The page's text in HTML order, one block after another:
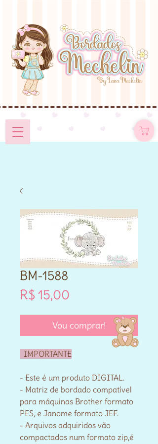
BM-1588
R$ 15,00
Vou comprar!
IMPORTANTE
- Este é um produto DIGITAL.
- Matriz de bordado compatível
para máquinas Brother formato
PES, e Janome formato JEF.
- Arquivos adquiridos vão
compactados num formato zip,é